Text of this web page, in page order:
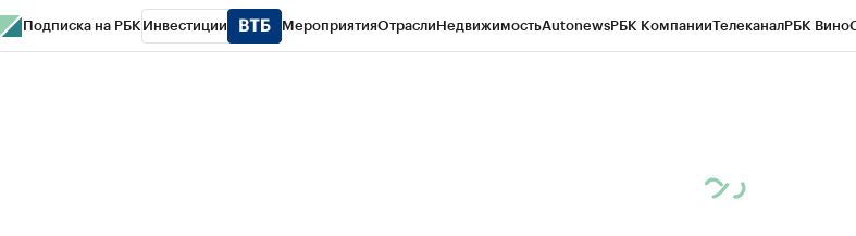
Подписка на РБК Инвестиции МероприятияОтраслиНедвижимостьAutonewsРБК КомпанииТелеканалРБК Вино